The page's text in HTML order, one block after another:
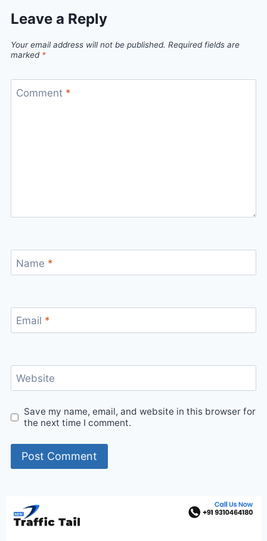
Leave a Reply
Your email address will not be published. Required fields are
marked *
Comment *
Name *
Email *
Website
Save my name, email, and website in this browser for
the next time I comment.